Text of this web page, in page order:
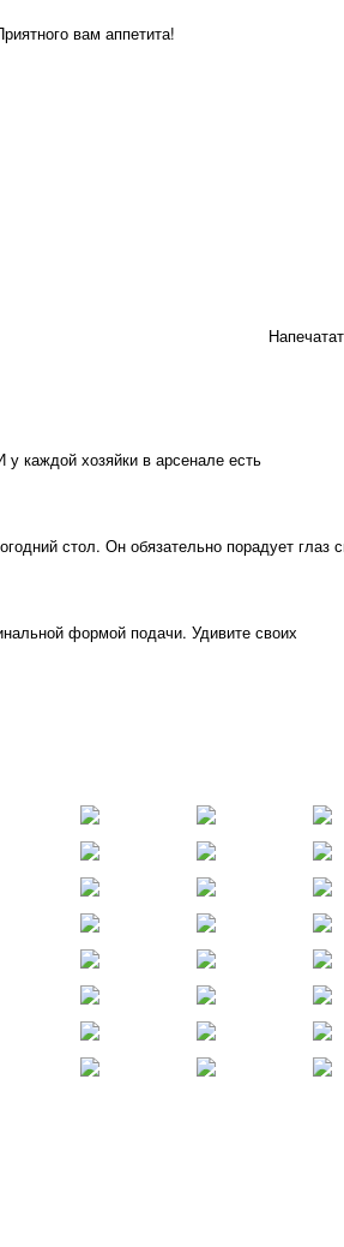
вам аппетита!
каждой хозяйки в арсенале есть
стол. Он обязательно порадует глаз
формой подачи. Удивите своих